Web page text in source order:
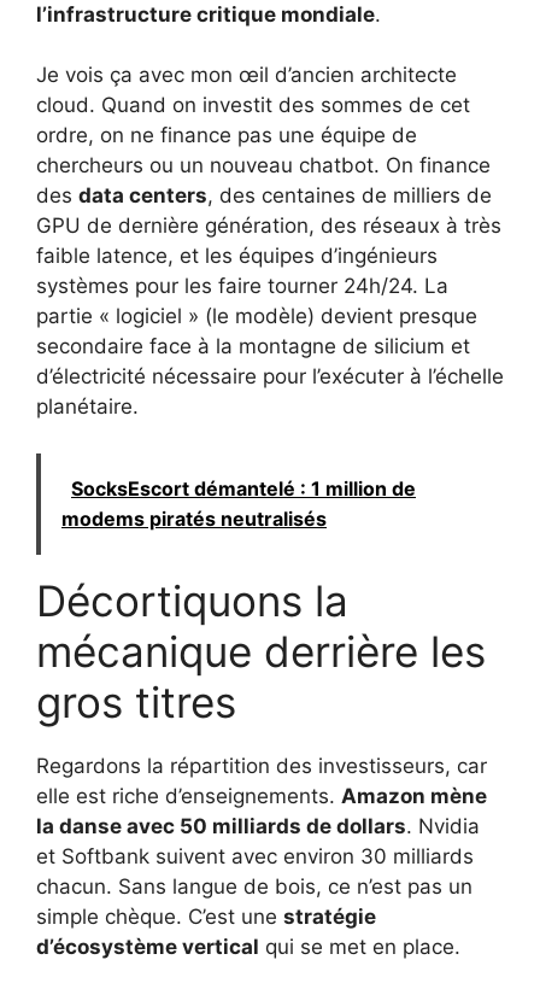
l’infrastructure critique mondiale.
Je vois ça avec mon œil d’ancien architecte
cloud. Quand on investit des sommes de cet
ordre, on ne finance pas une équipe de
chercheurs ou un nouveau chatbot. On finance
des data centers, des centaines de milliers de
GPU de dernière génération, des réseaux à très
faible latence, et les équipes d’ingénieurs
systèmes pour les faire tourner 24h/24. La
partie « logiciel » (le modèle) devient presque
secondaire face à la montagne de silicium et
d’électricité nécessaire pour l’exécuter à l’échelle
planétaire.
SocksEscort démantelé : 1 million de
modems piratés neutralisés
Décortiquons la
mécanique derrière les
gros titres
Regardons la répartition des investisseurs, car
elle est riche d’enseignements. Amazon mène
la danse avec 50 milliards de dollars. Nvidia
et Softbank suivent avec environ 30 milliards
chacun. Sans langue de bois, ce n’est pas un
simple chèque. C’est une stratégie
d’écosystème vertical qui se met en place.